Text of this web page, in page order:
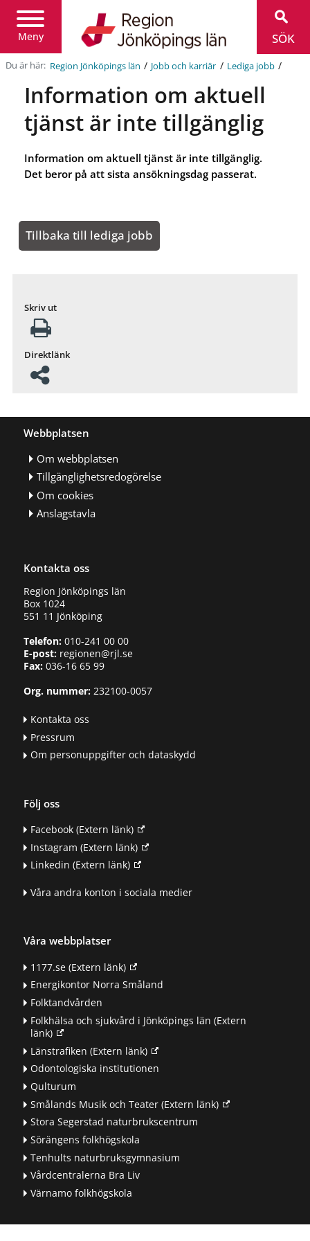
Meny
Jönköpings
län
SÖK
Du är här: Region Jönköpings län / Jobb och karriär / Lediga jobb /
Information om aktuell
tjänst är inte tillgänglig
Information om aktuell tjänst är inte tillgänglig.
Det beror på att sista ansökningsdag passerat.
Tillbaka till lediga jobb
Skriv ut
Direktlänk
Webbplatsen
Om webbplatsen
Tillgänglighetsredogörelse
Om cookies
Anslagstavla
Kontakta oss
Region Jönköpings län
Box 1024
551 11 Jönköping
Telefon:010-241 00 00
E-post:regionen@rjl.se
Fax: 036-16 65 99
Org. nummer:232100-0057
Kontakta oss
Pressrum
Om personuppgifter och dataskydd
Följ oss
Facebook(Extern länk)
Instagram (Extern länk)
Linkedin (Extern länk)
Våra andra konton i sociala medier
Våra webbplatser
1177.se(Extern länk)
Energikontor Norra Småland
Folktandvården
Folkhälsa och sjukvård i Jönköpings län (Extern
länk)
Länstrafiken (Extern länk)
Odontologiska institutionen
Qulturum
Smålands Musik och Teater(Extern länk)
Stora Segerstad naturbrukscentrum
Sörängens folkhögskola
Tenhults naturbruksgymnasium
Vårdcentralerna Bra Liv
Värnamo folkhögskola